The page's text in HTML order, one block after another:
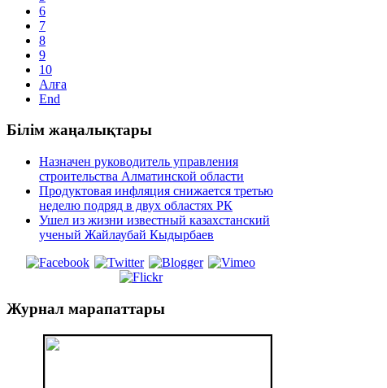
6
7
8
9
10
Алға
End
Білім жаңалықтары
Назначен руководитель управления
строительства Алматинской области
Продуктовая инфляция снижается третью
неделю подряд в двух областях РК
Ушел из жизни известный казахстанский
ученый Жайлаубай Кыдырбаев
Журнал марапаттары